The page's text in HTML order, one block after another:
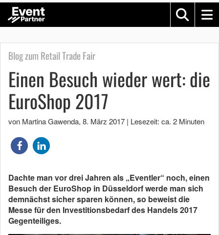
Blog zum Retail Trade Fair
Einen Besuch wieder wert: die
EuroShop 2017
von Martina Gawenda, 8. März 2017 | Lesezeit: ca. 2 Minuten
Dachte man vor drei Jahren als „Eventler“ noch, einen
Besuch der EuroShop in Düsseldorf werde man sich
demnächst sicher sparen können, so beweist die
Messe für den Investitionsbedarf des Handels 2017
Gegenteiliges.